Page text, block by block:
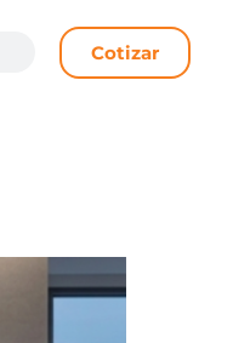
Cotizar